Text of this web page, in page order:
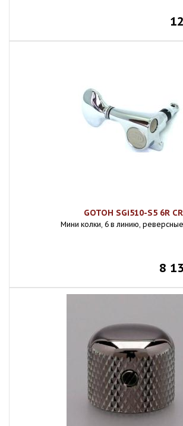
GOTOH SGi510-S5 6R CR
Мини колки, 6 в линию,
8